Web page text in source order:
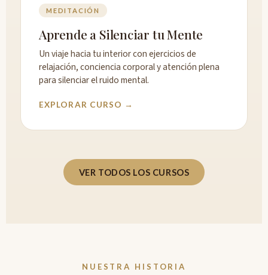
MEDITACIÓN
Aprende a Silenciar tu Mente
Un viaje hacia tu interior con ejercicios de
relajación, conciencia corporal y atención plena
para silenciar el ruido mental.
EXPLORAR CURSO →
VER TODOS LOS CURSOS
NUESTRA HISTORIA